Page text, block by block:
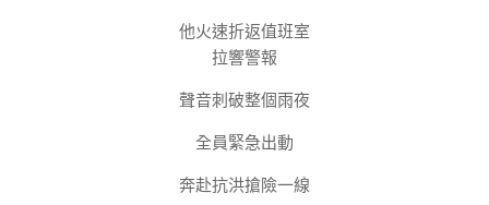
他火速折返值班室
拉響警報
聲音刺破整個雨夜
全員緊急出動
奔赴抗洪搶險一線